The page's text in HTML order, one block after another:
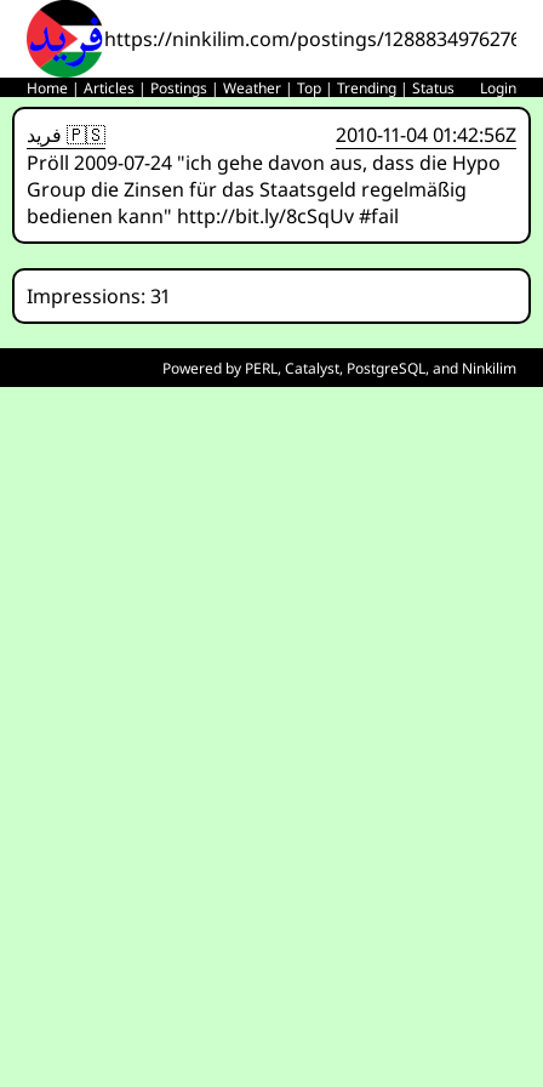
https://ninkilim.com/postings/
Home |Articles | Postings |Weather |Top |Trending |Status Login
فريد 🇵🇸
2010-11-04 01:42:56Z
Pröll 2009-07-24 "ich gehe davon aus, dass die Hypo
Group die Zinsen für das Staatsgeld regelmäßig
bedienen kann" http://bit.ly/8cSqUv #fail
Impressions: 31
Powered by PERL,Catalyst, PostgreSQL, and Ninkilim